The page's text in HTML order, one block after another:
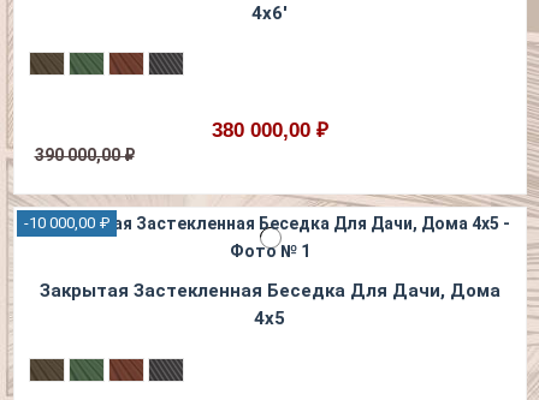
4х6'
380 000,00 ₽
390 000,00 ₽
-10 000,00 ₽
Закрытая Застекленная Беседка Для Дачи, Дома
4х5